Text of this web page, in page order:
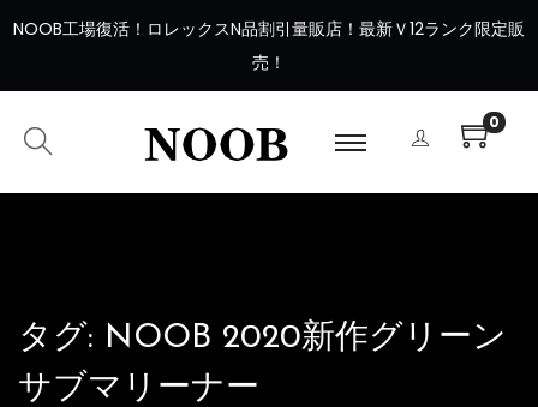
NOOB工場復活 ！ ロレックスN品割引量販店！最新Ｖ12ランク限定販
売！
0
タグ: NOOB 2020新作グリーン
サブマリーナー